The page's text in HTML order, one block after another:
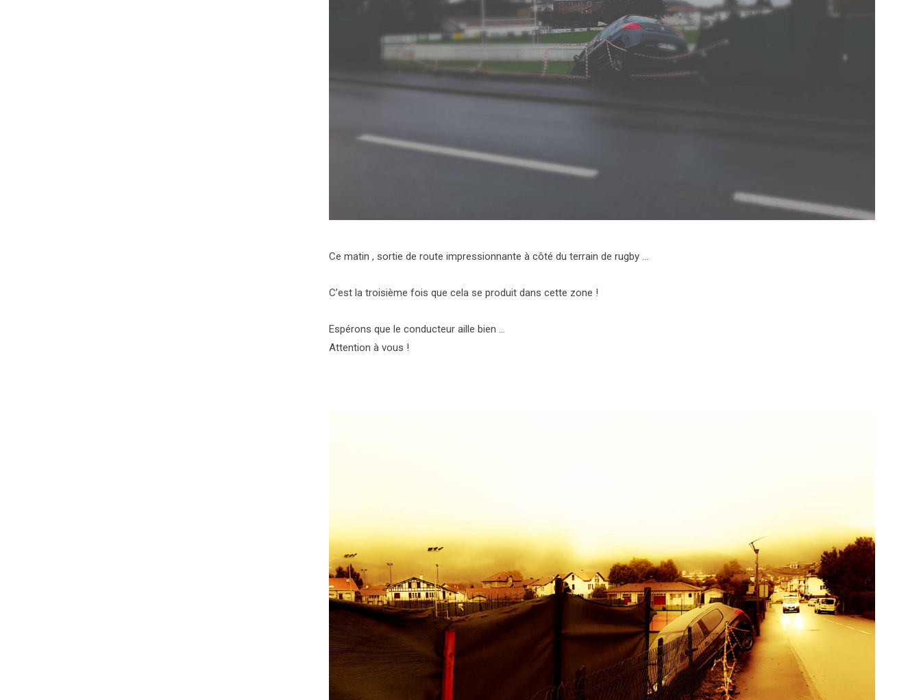
Ce matin , sortie de route impressionnante à côté du terrain de rugby …
C’est la troisième fois que cela se produit dans cette zone !
Espérons que le conducteur aille bien …
Attention à vous !